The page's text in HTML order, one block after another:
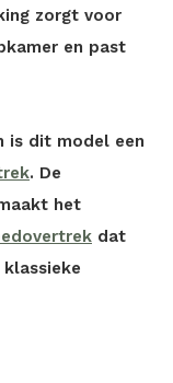
zorgt voor
en past
is dit model een
. De
het
dat